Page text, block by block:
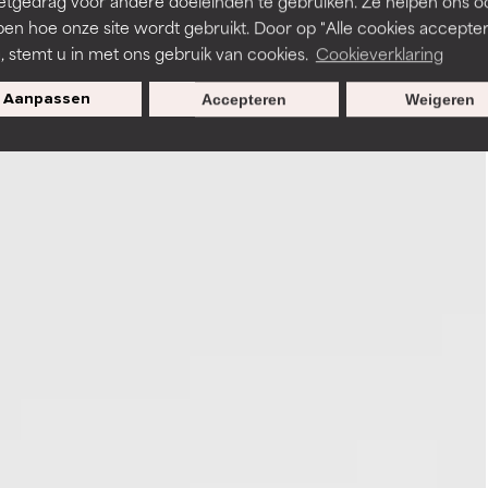
hoe onze site wordt gebruikt. Door op "Alle cookies
stemt u in met ons gebruik van cookies. Cookieverklaring
Aanpassen Weigeren
Accepteren